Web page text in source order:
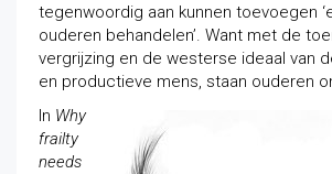
tegenwoordig aan kunnen toevoegen
ouderen behandelen’. Want met de
vergrijzing en de westerse ideaal van
en productieve mens, staan ouderen
In Why
frailty
needs